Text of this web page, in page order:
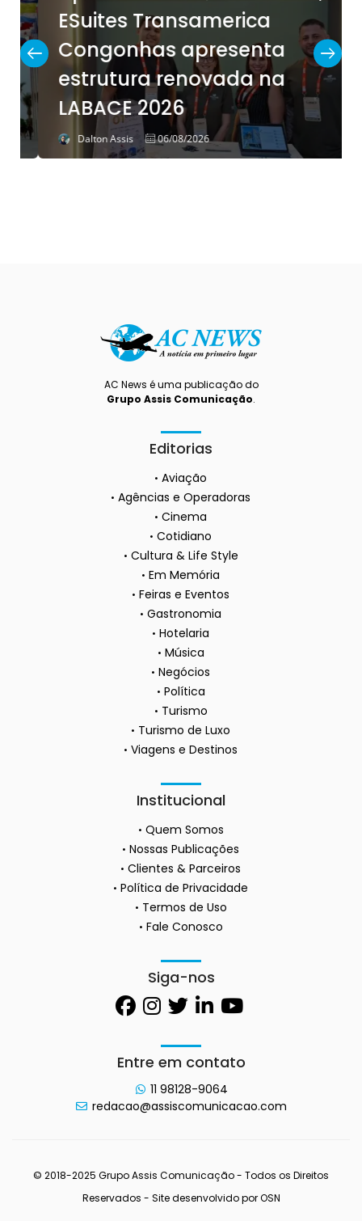
ESuites Transamerica
Congonhas apresenta
estrutura renovada na
LABACE 2026
Dalton Assis 06/08/2026
AC News é uma publicação do
Grupo Assis Comunicação.
Editorias
Aviação
Agências e Operadoras
Cinema
Cotidiano
Cultura & Life Style
Em Memória
Feiras e Eventos
Gastronomia
Hotelaria
Música
Negócios
Política
Turismo
Turismo de Luxo
Viagens e Destinos
Institucional
Quem Somos
Nossas Publicações
Clientes & Parceiros
Política de Privacidade
Termos de Uso
Fale Conosco
Siga-nos
Entre em contato
11 98128-9064
redacao@assiscomunicacao.com
© 2018-2025 Grupo Assis Comunicação - Todos os Direitos
Reservados - Site desenvolvido porOSN